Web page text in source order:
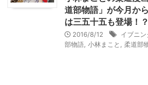
道部物語」が今月か
は三五十五も登場！？
2016/8/12 イブニン
部物語 小林まこと 柔道部